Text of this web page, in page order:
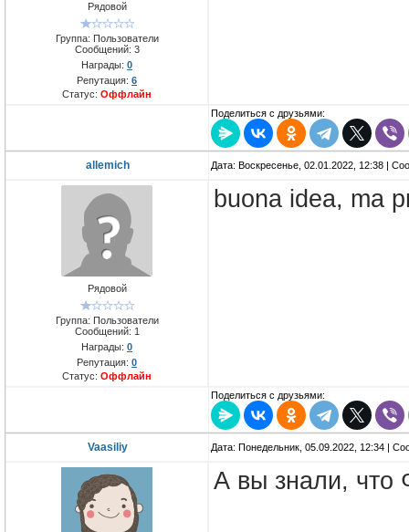
Рядовой
Группа: Пользователи
Сообщений: 3
Награды: 0
Репутация: 6
Статус: Оффлайн
Поделиться с друзьями:
allemich Дата: Воскресенье, 02.01.2022, 12:38 |
Рядовой
Группа: Пользователи
Сообщений: 1
Награды: 0
Репутация: 0
Статус: Оффлайн
buona idea, ma
Поделиться с друзьями:
Vaasiliy Дата: Понедельник, 05.09.2022, 12:34 |
А вы знали, что